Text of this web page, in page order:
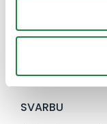
Kontaktai
Karjera
SVARBU